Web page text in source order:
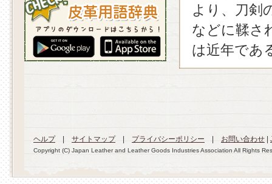
より、刀剣
などに鞣さ
は近年であ
ヘルプ| サイトマップ| プライバシーポリシー お問い合わせ
Copyright (C) Japan Leather and Leather Goods Industries Association All Rights